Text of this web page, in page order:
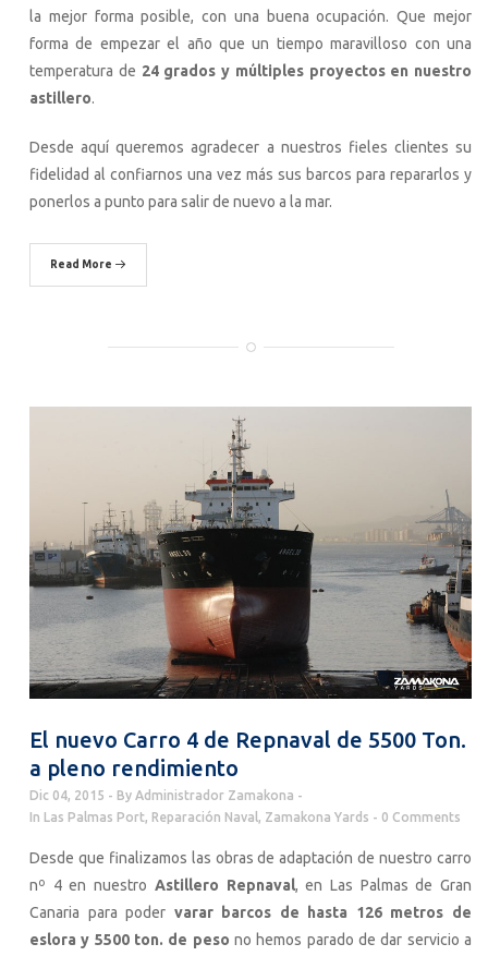
la mejor forma posible, con una buena ocupación. Que mejor
forma de empezar el año que un tiempo maravilloso con una
temperatura de 24 grados y múltiples proyectos en nuestro
astillero.
Desde aquí queremos agradecer a nuestros fieles clientes su
fidelidad al confiarnos una vez más sus barcos para repararlos y
ponerlos a punto para salir de nuevo a la mar.
Read More
El nuevo Carro 4 de Repnaval de 5500 Ton.
a pleno rendimiento
Dic 04, 2015 By Administrador Zamakona
In Las Palmas Port, Reparación Naval, Zamakona Yards 0 Comments
Desde que finalizamos las obras de adaptación de nuestro carro
nº 4 en nuestro Astillero Repnaval, en Las Palmas de Gran
Canaria para poder varar barcos de hasta 126 metros de
eslora y 5500 ton. de peso no hemos parado de dar servicio a